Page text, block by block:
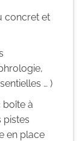
concret et
… )
à
en place